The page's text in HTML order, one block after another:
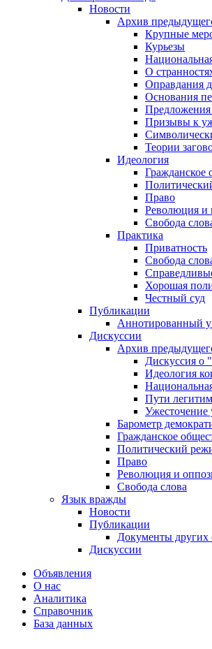
Новости
Архив
Крупные
Курьезы
О
Оправдания
Основания
Предложения
Призывы к
Теории
Идеология
Гражданское
Право
Революция и
Свобода
Практика
Приватность
Свобода
Хорошая
Честный суд
Публикации
Аннотированный
Дискуссии
Архив
Дискуссия о
Идеология
Пути
Ужесточение
Барометр
Гражданское
Политический
Право
Революция и
Свобода слова
Язык вражды
Новости
Публикации
Документы других
Дискуссии
Объявления
О нас
Аналитика
Справочник
База данных